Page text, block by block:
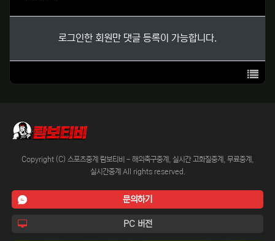
로그인한 회원만 댓글 등록이 가능합니다.
목록
Copyright (C) 스포츠중계 람보티비 - 해외축구중계, 실시간 고화질중계, 무료중계,
실시간중계 All rights reserved.
문의하기
PC 버전